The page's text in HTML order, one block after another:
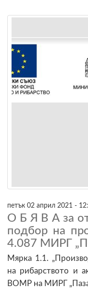
петък 02 април 2021 -
О Б Я В А за
подбор на
4.087 МИРГ
Мярка 1.1.
на рибарството и
ВОМР на МИРГ